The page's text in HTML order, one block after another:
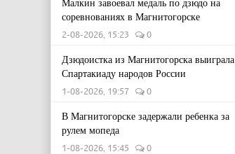
соревнованиях в Магнитогорске
2-08-2026, 15:23 0
Дзюдоистка из Магнитогорска выиграла
Спартакиаду народов России
1-08-2026, 19:57 0
В Магнитогорске задержали ребенка за
рулем мопеда
1-08-2026, 15:45 0